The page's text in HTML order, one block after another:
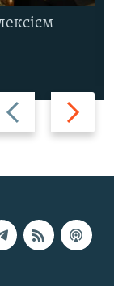
Вперед